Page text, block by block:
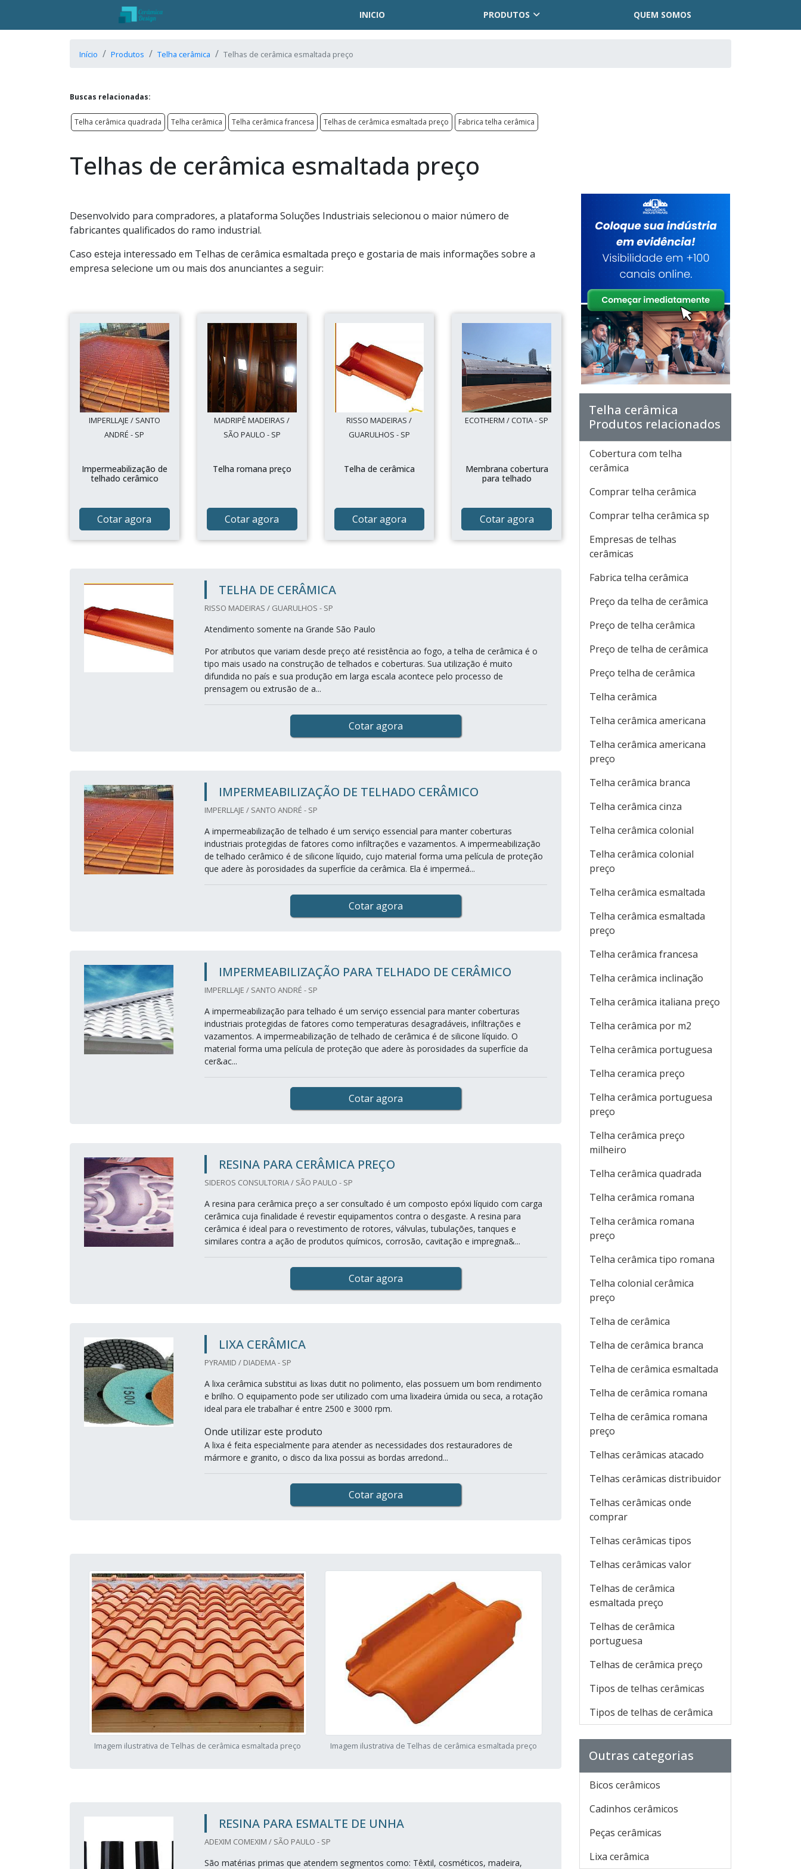
INICIO PRODUTOS QUEM SOMOS
Início Produtos Telha cerâmica Telhas de cerâmica esmaltada preço
Buscas relacionadas:
Telha cerâmica quadrada Telha cerâmica Telha cerâmica francesa Telhas de cerâmica esmaltada preço Fabrica telha cerâmica
Telhas de cerâmica esmaltada preço
Desenvolvido para compradores, a plataforma Soluções Industriais selecionou o maior número de
fabricantes qualificados do ramo industrial.
Caso esteja interessado em Telhas de cerâmica esmaltada preço e gostaria de mais informações sobre a
empresa selecione um ou mais dos anunciantes a seguir:
IMPERLLAJE / SANTO
ANDRÉ - SP
Impermeabilização de
telhado cerâmico
Cotar agora
MADRIPÊ MADEIRAS /
SÃO PAULO - SP
Telha romana preço
Cotar agora
RISSO MADEIRAS /
GUARULHOS - SP
Telha de cerâmica
Cotar agora
ECOTHERM / COTIA - SP
Membrana cobertura
para telhado
Cotar agora
TELHA DE CERÂMICA
RISSO MADEIRAS / GUARULHOS - SP
Atendimento somente na Grande São Paulo
Por atributos que variam desde preço até resistência ao fogo, a telha de cerâmica é o
tipo mais usado na construção de telhados e coberturas. Sua utilização é muito
difundida no país e sua produção em larga escala acontece pelo processo de
prensagem ou extrusão de a...
Cotar agora
IMPERMEABILIZAÇÃO DE TELHADO CERÂMICO
IMPERLLAJE / SANTO ANDRÉ - SP
A impermeabilização de telhado é um serviço essencial para manter coberturas
industriais protegidas de fatores como infiltrações e vazamentos. A impermeabilização
de telhado cerâmico é de silicone líquido, cujo material forma uma película de proteção
que adere às porosidades da superfície da cerâmica. Ela é impermeá...
Cotar agora
IMPERMEABILIZAÇÃO PARA TELHADO DE CERÂMICO
IMPERLLAJE / SANTO ANDRÉ - SP
A impermeabilização para telhado é um serviço essencial para manter coberturas
industriais protegidas de fatores como temperaturas desagradáveis, infiltrações e
vazamentos. A impermeabilização de telhado de cerâmica é de silicone líquido. O
material forma uma película de proteção que adere às porosidades da superfície da
cer&ac...
Cotar agora
RESINA PARA CERÂMICA PREÇO
SIDEROS CONSULTORIA / SÃO PAULO - SP
A resina para cerâmica preço a ser consultado é um composto epóxi líquido com carga
cerâmica cuja finalidade é revestir equipamentos contra o desgaste. A resina para
cerâmica é ideal para o revestimento de rotores, válvulas, tubulações, tanques e
similares contra a ação de produtos químicos, corrosão, cavitação e impregna&...
Cotar agora
LIXA CERÂMICA
PYRAMID / DIADEMA - SP
A lixa cerâmica substitui as lixas dutit no polimento, elas possuem um bom rendimento
e brilho. O equipamento pode ser utilizado com uma lixadeira úmida ou seca, a rotação
ideal para ele trabalhar é entre 2500 e 3000 rpm.
Onde utilizar este produto
A lixa é feita especialmente para atender as necessidades dos restauradores de
mármore e granito, o disco da lixa possui as bordas arredond...
Cotar agora
Imagem ilustrativa de Telhas de cerâmica esmaltada preço Imagem ilustrativa de Telhas de cerâmica esmaltada preço
RESINA PARA ESMALTE DE UNHA
ADEXIM COMEXIM / SÃO PAULO - SP
São matérias primas que atendem segmentos como: Têxtil, cosméticos, madeira,
Telha cerâmica
Produtos relacionados
Cobertura com telha
cerâmica
Comprar telha cerâmica
Comprar telha cerâmica sp
Empresas de telhas
cerâmicas
Fabrica telha cerâmica
Preço da telha de cerâmica
Preço de telha cerâmica
Preço de telha de cerâmica
Preço telha de cerâmica
Telha cerâmica
Telha cerâmica americana
Telha cerâmica americana
preço
Telha cerâmica branca
Telha cerâmica cinza
Telha cerâmica colonial
Telha cerâmica colonial
preço
Telha cerâmica esmaltada
Telha cerâmica esmaltada
preço
Telha cerâmica francesa
Telha cerâmica inclinação
Telha cerâmica italiana preço
Telha cerâmica por m2
Telha cerâmica portuguesa
Telha ceramica preço
Telha cerâmica portuguesa
preço
Telha cerâmica preço
milheiro
Telha cerâmica quadrada
Telha cerâmica romana
Telha cerâmica romana
preço
Telha cerâmica tipo romana
Telha colonial cerâmica
preço
Telha de cerâmica
Telha de cerâmica branca
Telha de cerâmica esmaltada
Telha de cerâmica romana
Telha de cerâmica romana
preço
Telhas cerâmicas atacado
Telhas cerâmicas distribuidor
Telhas cerâmicas onde
comprar
Telhas cerâmicas tipos
Telhas cerâmicas valor
Telhas de cerâmica
esmaltada preço
Telhas de cerâmica
portuguesa
Telhas de cerâmica preço
Tipos de telhas cerâmicas
Tipos de telhas de cerâmica
Outras categorias
Bicos cerâmicos
Cadinhos cerâmicos
Peças cerâmicas
Lixa cerâmica